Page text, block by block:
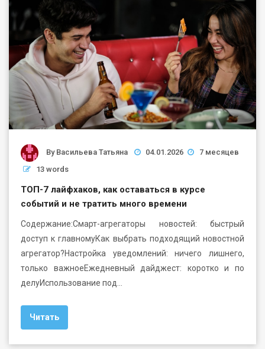
By Васильева Татьяна 04.01.2026
7 месяцев
13 words
ТОП-7 лайфхаков, как оставаться в курсе
событий и не тратить много времени
Содержание:Смарт-агрегаторы новостей: быстрый
доступ к главномуКак выбрать подходящий новостной
агрегатор?Настройка уведомлений: ничего лишнего,
только важноеЕжедневный дайджест: коротко и по
делуИспользование под…
Читать